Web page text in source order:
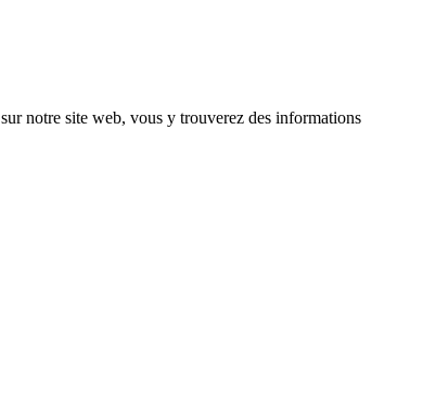
sur notre site web, vous y trouverez des informations